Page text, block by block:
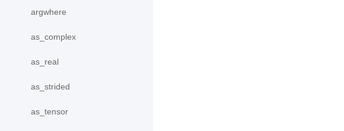
argwhere
as_complex
as_real
as_strided
as_tensor